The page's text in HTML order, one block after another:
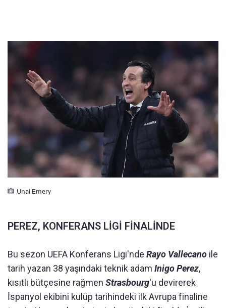
Unai Emery
PEREZ, KONFERANS LİGİ FİNALİNDE
Bu sezon UEFA Konferans Ligi'nde Rayo Vallecano ile
tarih yazan 38 yaşındaki teknik adam Inigo Perez,
kısıtlı bütçesine rağmen Strasbourg'u devirerek
İspanyol ekibini kulüp tarihindeki ilk Avrupa finaline